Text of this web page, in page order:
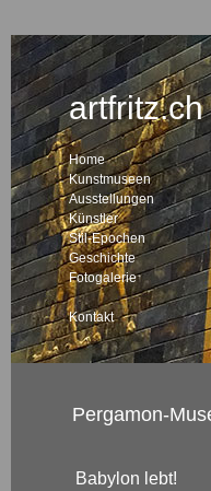
artfritz.ch
Home
Kunstmuseen
Ausstellungen
Künstler
Stil-Epochen
Geschichte
Fotogalerie
Kontakt
Pergamon-
Babylon lebt!